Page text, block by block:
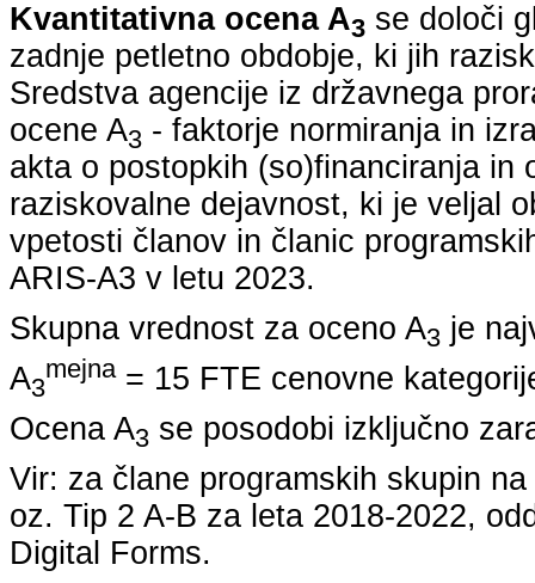
Kvantitativna ocena A3 se določi
zadnje petletno obdobje, ki jih
Sredstva agencije iz državnega
ocene A3 - faktorje normiranja in
akta o postopkih (so)financiranja in
raziskovalne dejavnost, ki je veljal
vpetosti članov in članic
ARIS-A3 v letu 2023.
Skupna vrednost za oceno A3 je
A3
mejna= 15 FTE cenovne
Ocena A3 se posodobi izključno
Vir: za člane programskih skupin
oz. Tip 2 A-B za leta 2018-2022,
Digital Forms.